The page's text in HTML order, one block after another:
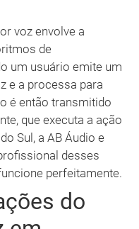
voz envolve a
de
um usuário emite um
e a processa para
é então transmitido
que executa a ação
Sul, a AB Áudio e
desses
perfeitamente.
do